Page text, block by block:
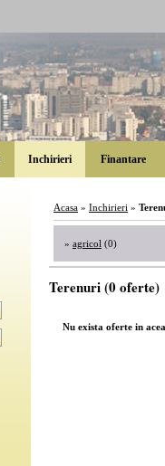
Inchirieri Finantare
Acasa » Inchirieri »
» agricol (0)
Terenuri (0 oferte)
Nu exista oferte in